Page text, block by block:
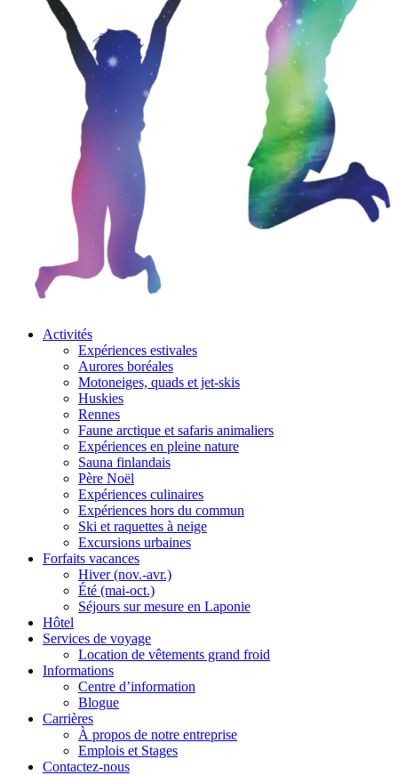
Activités
Expériences estivales
Aurores boréales
Motoneiges, quads et jet-skis
Huskies
Rennes
Faune arctique et safaris animaliers
Expériences en pleine nature
Sauna finlandais
Père Noël
Expériences culinaires
Expériences hors du commun
Ski et raquettes à neige
Excursions urbaines
Forfaits vacances
Hiver (nov.-avr.)
Été (mai-oct.)
Séjours sur mesure en Laponie
Hôtel
Services de voyage
Location de vêtements grand froid
Informations
Centre d’information
Blogue
Carrières
À propos de notre entreprise
Emplois et Stages
Contactez-nous